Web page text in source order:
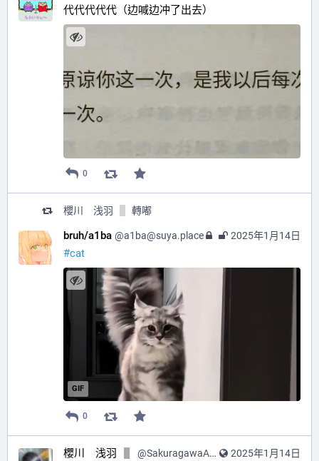
代代代代代（边喊边冲了出去）
0
櫻川 浅羽 轉嘟
2025年1月14日
bruh/a1ba @a1ba@suya.place
#cat
GIF
0
2025年1月14日
櫻川 浅羽 @SakuragawaAsaba@hub.sakuragawa.moe